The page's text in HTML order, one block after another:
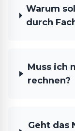
Warum
durch
Muss ich
rechnen?
Geht das